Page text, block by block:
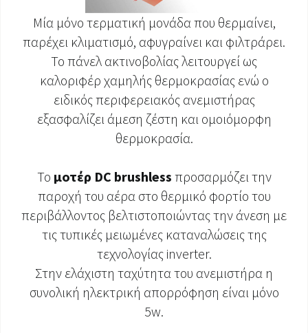
Μία μόνο τερματική μονάδα που θερμαίνει,
παρέχει κλιματισμό, αφυγραίνει και φιλτράρει.
Το πάνελ ακτινοβολίας λειτουργεί ως
καλοριφέρ χαμηλής θερμοκρασίας ενώ ο
ειδικός περιφερειακός ανεμιστήρας
εξασφαλίζει άμεση ζέστη και ομοιόμορφη
θερμοκρασία.
Το μοτέρ DC brushless προσαρμόζει την
παροχή του αέρα στο θερμικό φορτίο του
περιβάλλοντος βελτιστοποιώντας την άνεση με
τις τυπικές μειωμένες καταναλώσεις της
τεχνολογίας inverter.
Στην ελάχιστη ταχύτητα του ανεμιστήρα η
συνολική ηλεκτρική απορρόφηση είναι μόνο
5w.